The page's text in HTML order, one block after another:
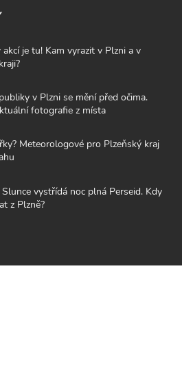
je tu! Kam vyrazit v Plzni a v
v Plzni se mění před očima.
fotografie z místa
Meteorologové pro Plzeňský kraj
vystřídá noc plná Perseid. Kdy
z Plzně?